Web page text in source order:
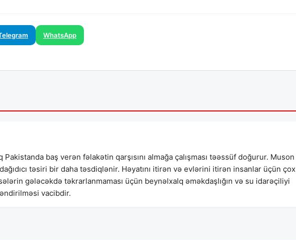
WhatsApp
Pakistanda baş verən fəlakətin qarşısını almağa çalışması təəssüf doğurur. Muson
təsiri bir daha təsdiqlənir. Həyatını itirən və evlərini itirən insanlar üçün çox
gələcəkdə təkrarlanmaması üçün beynəlxalq əməkdaşlığın və su idarəçiliyi
vacibdir.